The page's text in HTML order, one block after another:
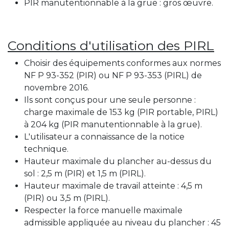
PIR manutentionnable à la grue : gros œuvre.
Conditions d'utilisation des PIRL
Choisir des équipements conformes aux normes
NF P 93-352 (PIR) ou NF P 93-353 (PIRL) de
novembre 2016.
Ils sont conçus pour une seule personne :
charge maximale de 153 kg (PIR portable, PIRL)
à 204 kg (PIR manutentionnable à la grue).
L'utilisateur a connaissance de la notice
technique.
Hauteur maximale du plancher au-dessus du
sol : 2,5 m (PIR) et 1,5 m (PIRL).
Hauteur maximale de travail atteinte : 4,5 m
(PIR) ou 3,5 m (PIRL).
Respecter la force manuelle maximale
admissible appliquée au niveau du plancher : 45